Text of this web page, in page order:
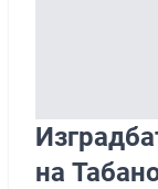
на